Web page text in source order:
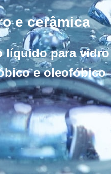
e cerâmica
líquido para vidro
e oleofóbico